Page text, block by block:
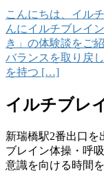
こんにちは、イル
んにイルチブレイ
き」の体験談をご
バランスを取り戻
を持つ […]
イルチブレ
新瑞橋駅2番出口を
ブレイン体操・呼
意識を向ける時間